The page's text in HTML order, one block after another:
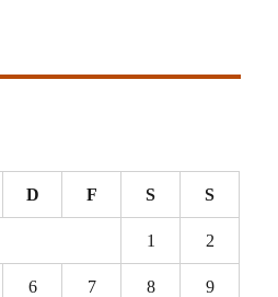
D F S S
1 2
6 7 8 9